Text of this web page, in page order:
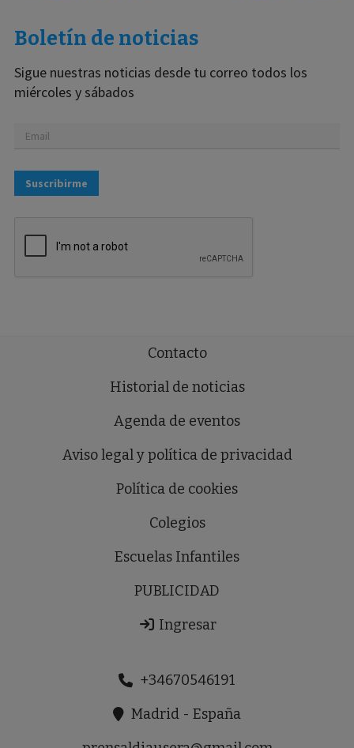
Boletín de noticias
Sigue nuestras noticias desde tu correo todos los
miércoles y sábados
Suscribirme
Contacto
Historial de noticias
Agenda de eventos
Aviso legal y política de privacidad
Política de cookies
Colegios
Escuelas Infantiles
PUBLICIDAD
Ingresar
+34670546191
Madrid - España